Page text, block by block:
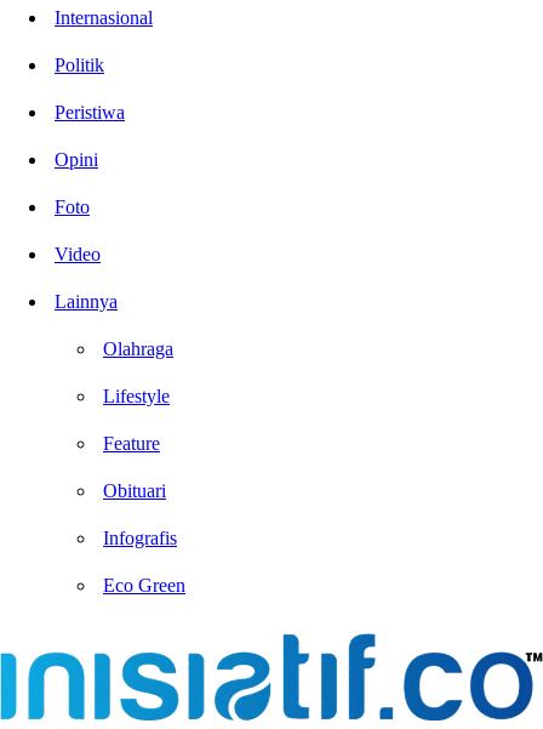
Internasional
Politik
Peristiwa
Opini
Foto
Video
Lainnya
Olahraga
Lifestyle
Feature
Obituari
Infografis
Eco Green